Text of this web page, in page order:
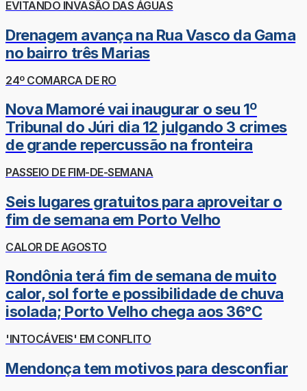
EVITANDO INVASÃO DAS ÁGUAS
Drenagem avança na Rua Vasco da Gama
no bairro três Marias
24º COMARCA DE RO
Nova Mamoré vai inaugurar o seu 1º
Tribunal do Júri dia 12 julgando 3 crimes
de grande repercussão na fronteira
PASSEIO DE FIM-DE-SEMANA
Seis lugares gratuitos para aproveitar o
fim de semana em Porto Velho
CALOR DE AGOSTO
Rondônia terá fim de semana de muito
calor, sol forte e possibilidade de chuva
isolada; Porto Velho chega aos 36°C
'INTOCÁVEIS' EM CONFLITO
Mendonça tem motivos para desconfiar